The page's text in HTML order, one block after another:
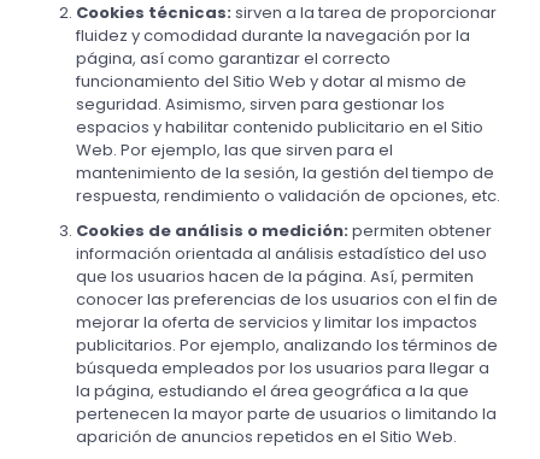
Cookies técnicas: sirven a la tarea de proporcionar
fluidez y comodidad durante la navegación por la
página, así como garantizar el correcto
funcionamiento del Sitio Web y dotar al mismo de
seguridad. Asimismo, sirven para gestionar los
espacios y habilitar contenido publicitario en el Sitio
Web. Por ejemplo, las que sirven para el
mantenimiento de la sesión, la gestión del tiempo de
respuesta, rendimiento o validación de opciones, etc.
Cookies de análisis o medición: permiten obtener
información orientada al análisis estadístico del uso
que los usuarios hacen de la página. Así, permiten
conocer las preferencias de los usuarios con el fin de
mejorar la oferta de servicios y limitar los impactos
publicitarios. Por ejemplo, analizando los términos de
búsqueda empleados por los usuarios para llegar a
la página, estudiando el área geográfica a la que
pertenecen la mayor parte de usuarios o limitando la
aparición de anuncios repetidos en el Sitio Web.